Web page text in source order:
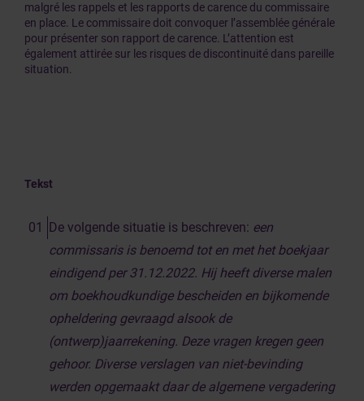
malgré les rappels et les rapports de carence du commissaire
en place. Le commissaire doit convoquer l’assemblée générale
pour présenter son rapport de carence. L’attention est
également attirée sur les risques de discontinuité dans pareille
situation.
Tekst
De volgende situatie is beschreven: een
commissaris is benoemd tot en met het boekjaar
eindigend per 31.12.2022. Hij heeft diverse malen
om boekhoudkundige bescheiden en bijkomende
opheldering gevraagd alsook de
(ontwerp)jaarrekening. Deze vragen kregen geen
gehoor. Diverse verslagen van niet-bevinding
werden opgemaakt daar de algemene vergadering